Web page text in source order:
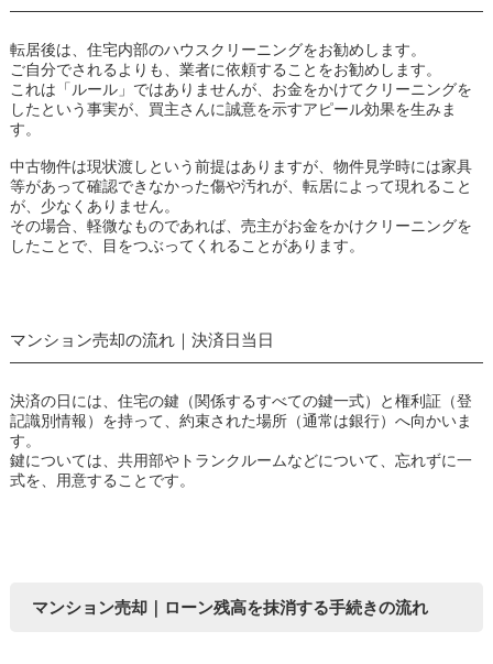
転居後は、住宅内部のハウスクリーニングをお勧めします。
ご自分でされるよりも、業者に依頼することをお勧めします。
これは「ルール」ではありませんが、お金をかけてクリーニングを
したという事実が、買主さんに誠意を示すアピール効果を生みま
す。
中古物件は現状渡しという前提はありますが、物件見学時には家具
等があって確認できなかった傷や汚れが、転居によって現れること
が、少なくありません。
その場合、軽微なものであれば、売主がお金をかけクリーニングを
したことで、目をつぶってくれることがあります。
マンション売却の流れ｜決済日当日
決済の日には、住宅の鍵（関係するすべての鍵一式）と権利証（登
記識別情報）を持って、約束された場所（通常は銀行）へ向かいま
す。
鍵については、共用部やトランクルームなどについて、忘れずに一
式を、用意することです。
マンション売却｜ローン残高を抹消する手続きの流れ